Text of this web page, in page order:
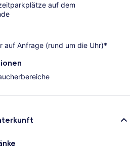
auf dem
auf Anfrage (rund um die Uhr)*